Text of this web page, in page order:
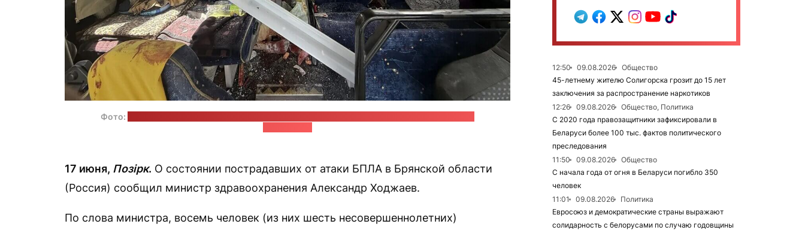
Фото:
17 июня, Позірк. О состоянии пострадавших от атаки БПЛА в Брянской области
(Россия) сообщил министр здравоохранения Александр Ходжаев.
По слова министра, восемь человек (из них шесть несовершеннолетних)
12:50 09.08.2026
Общество
45-летнему жителю Солигорска грозит до 15 лет
заключения за распространение наркотиков
12:26
09.08.2026
Общество, Политика
С 2020 года правозащитники зафиксировали в
Беларуси более 100 тыс. фактов политического
преследования
11:50
09.08.2026
Общество
С начала года от огня в Беларуси погибло 350
человек
11:01
09.08.2026
Политика
Евросоюз и демократические страны выражают
солидарность с белорусами по случаю годовщины